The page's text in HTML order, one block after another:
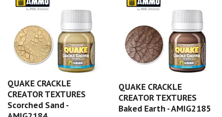
QUAKE CRACKLE
CREATOR TEXTURES
Scorched Sand -
QUAKE CRACKLE
CREATOR TEXTURES
Baked Earth - AMIG2185